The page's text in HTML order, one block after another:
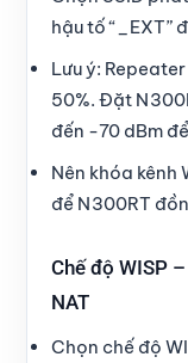
hậu tố “_EXT”
Lưu ý:
50%. Đặt
đến -70 dBm
Nên khóa kênh
để N300RT
Chế độ WISP
NAT
Chọn chế độ